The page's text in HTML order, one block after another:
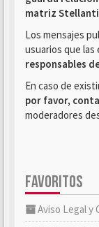
matriz
Los mensajes
usuarios que las
responsables
En caso de
por favor,
moderadores
FAVORITOS
Aviso Legal y